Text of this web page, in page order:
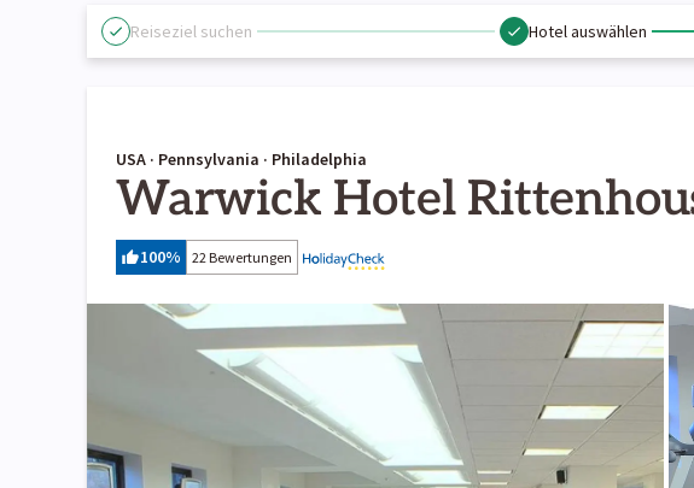
Reiseziel suchen Hotel auswählen
USA · Pennsylvania · Philadelphia
Warwick Hotel
100% 22 Bewertungen